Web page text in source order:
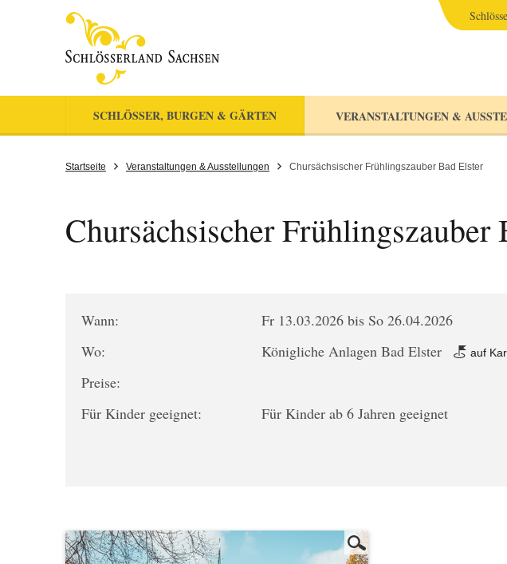
SCHLÖSSER, BURGEN & GÄRTEN VERANSTALTUNGEN &
Startseite Veranstaltungen & Ausstellungen Chursächsischer Frühlingszauber Bad Elster
Chursächsischer Frühlingszauber
Wann:
Fr 13.03.2026 bis So 26.04.2026
Wo:
Königliche Anlagen Bad Elster auf
Preise:
Für Kinder geeignet:
Für Kinder ab 6 Jahren geeignet